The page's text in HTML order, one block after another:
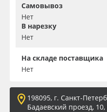
Заготовки для сувениров
Самовывоз
Нет
В нарезку
Нет
На складе поставщика
Нет
198095, г. Санкт-
Бадаевский проезд, 10,